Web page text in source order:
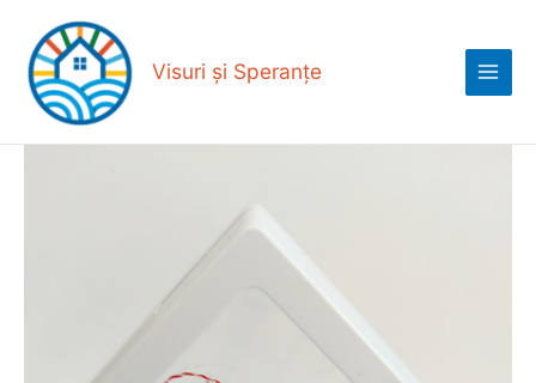
content
Visuri și Speranțe
Menu